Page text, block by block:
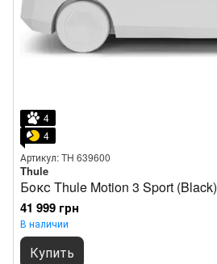
4
4
Артикул: TH 639600
Thule
Бокс Thule Motion 3 Sport (Black)
41 999 грн
В наличии
Купить